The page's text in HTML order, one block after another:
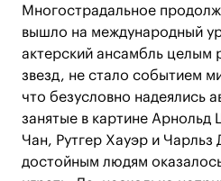
Многострадальное
вышло на международный
актерский ансамбль целым
звезд, не стало событием
что безусловно надеялись
занятые в картине Арнольд
Чан, Рутгер Хауэр и Чарльз
достойным людям